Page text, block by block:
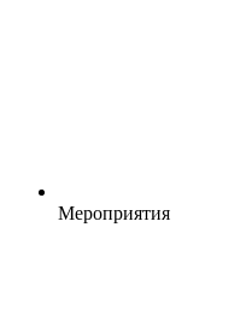
Мероприятия